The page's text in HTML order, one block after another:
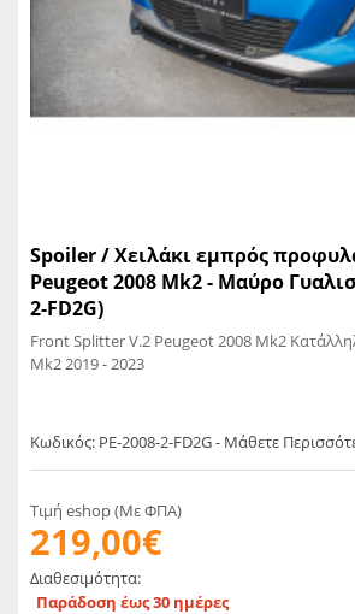
Spoiler / Χειλάκι εμπρός
Peugeot 2008 Mk2 - Μαύρο
2-FD2G)
Front Splitter V.2 Peugeot 2008 Mk2 Κατάλληλο για: Peugeot 2008
Mk2 2019 - 2023
Κωδικός: PE-2008-2-FD2G - Μάθετε
Τιμή eshop (Με ΦΠΑ)
219,00€
Διαθεσιμότητα:
Παράδοση έως 30 ημέρες